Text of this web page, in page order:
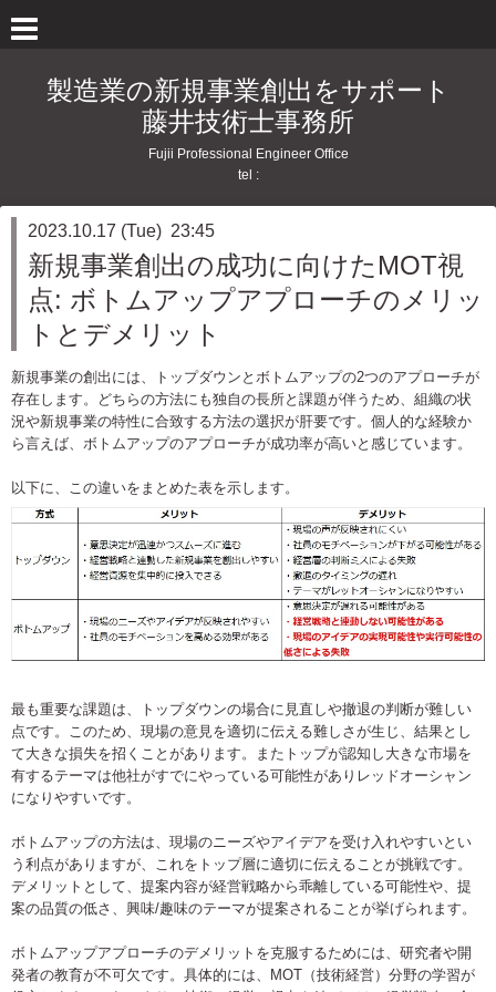
製造業の新規事業創出をサポート
藤井技術士事務所
Fujii Professional Engineer Office
tel :
2023.10.17 (Tue) 23:45
新規事業創出の成功に向けたMOT視
点: ボトムアップアプローチのメリッ
トとデメリット
新規事業の創出には、トップダウンとボトムアップの2つのアプローチが
存在します。どちらの方法にも独自の長所と課題が伴うため、組織の状
況や新規事業の特性に合致する方法の選択が肝要です。個人的な経験か
ら言えば、ボトムアップのアプローチが成功率が高いと感じています。
以下に、この違いをまとめた表を示します。
最も重要な課題は、トップダウンの場合に見直しや撤退の判断が難しい
点です。このため、現場の意見を適切に伝える難しさが生じ、結果とし
て大きな損失を招くことがあります。またトップが認知し大きな市場を
有するテーマは他社がすでにやっている可能性がありレッドオーシャン
になりやすいです。
ボトムアップの方法は、現場のニーズやアイデアを受け入れやすいとい
う利点がありますが、これをトップ層に適切に伝えることが挑戦です。
デメリットとして、提案内容が経営戦略から乖離している可能性や、提
案の品質の低さ、興味/趣味のテーマが提案されることが挙げられます。
ボトムアップアプローチのデメリットを克服するためには、研究者や開
発者の教育が不可欠です。具体的には、MOT（技術経営）分野の学習が